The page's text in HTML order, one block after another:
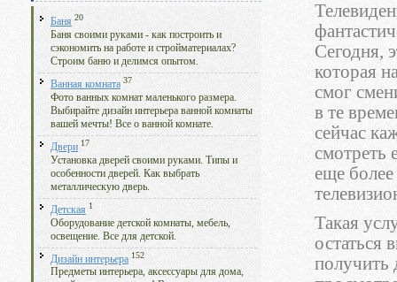
Баня 20
Баня своими руками - как построить и
сэкономить на работе и стройматериалах?
Строим баню и делимся опытом.
Ванная комната 37
Фото ванных комнат маленького размера.
Выбирайте дизайн интерьера ванной комнаты
вашей мечты! Все о ванной комнате.
Двери 17
Установка дверей своими руками. Типы и
особенности дверей. Как выбрать
металлическую дверь.
Детская 1
Оборудование детской комнаты, мебель,
освещение. Все для детской.
Дизайн интерьера 152
Предметы интерьера, аксессуары для дома,
Сегодня,
которая
смог
в те
сейчас
смотреть
еще
Такая
остаться
получить